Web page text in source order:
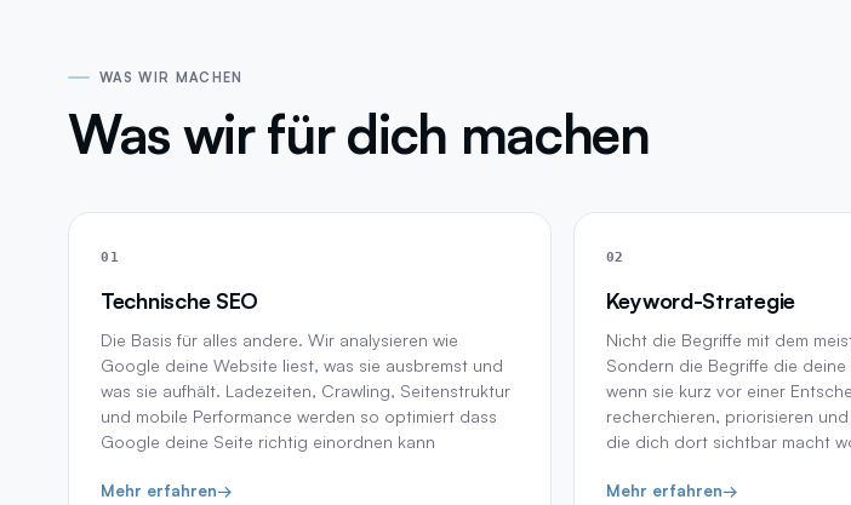
WAS WIR MACHEN
Was wir für dich machen
01
Technische SEO
Die Basis für alles andere. Wir analysieren wie
Google deine Website liest, was sie ausbremst und
was sie aufhält. Ladezeiten, Crawling, Seitenstruktur
und mobile Performance werden so optimiert dass
Google deine Seite richtig einordnen kann
Mehr erfahren→
02
Keyword-Strategie
Nicht die Begriffe mit dem
Sondern die Begriffe die
wenn sie kurz vor einer
recherchieren, priorisieren
die dich dort sichtbar macht
Mehr erfahren→